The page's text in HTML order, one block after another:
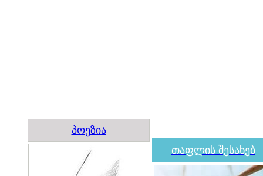
პოეზია
თაფლის შესახებ